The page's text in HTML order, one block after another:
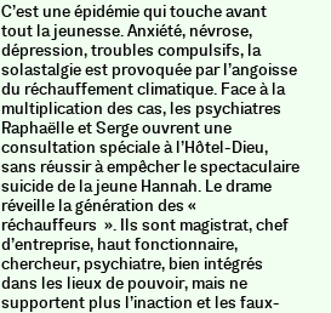
C’est une épidémie qui touche avant
tout la jeunesse. Anxiété, névrose,
dépression, troubles compulsifs, la
solastalgie est provoquée par l’angoisse
du réchauffement climatique. Face à la
multiplication des cas, les psychiatres
Raphaëlle et Serge ouvrent une
consultation spéciale à l’Hôtel-Dieu,
sans réussir à empêcher le spectaculaire
suicide de la jeune Hannah. Le drame
réveille la génération des «
réchauffeurs ». Ils sont magistrat, chef
d’entreprise, haut fonctionnaire,
chercheur, psychiatre, bien intégrés
dans les lieux de pouvoir, mais ne
supportent plus l’inaction et les faux-